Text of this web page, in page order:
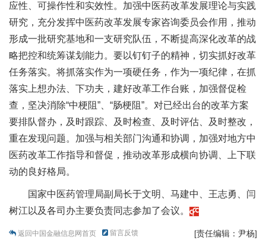
应性、可操作性和实效性。加强中医药改革发展理论与实践
研究，充分发挥中医药改革发展专家咨询委员会作用，推动
形成一批研究基地和一支研究队伍，不断提高深化改革的战
略把控和统筹谋划能力。要以钉钉子的精神，切实抓好改革
任务落实。将抓落实作为一项硬任务，作为一项纪律，在抓
落实上想办法、下功夫，建好改革工作台账，加强督促检
查，坚决消除“中梗阻”、“肠梗阻”。对已经出台的改革方案
要排队督办，及时跟踪、及时检查、及时评估、及时整改，
重在发现问题。加强与相关部门沟通和协调，加强对地方中
医药改革工作指导和督促，推动改革形成横向协调、上下联
动的良好格局。
国家中医药管理局副局长于文明、马建中、王志勇、闫
树江以及各司办主要负责同志参加了会议。
返回中国金融信息网首页 留言反馈 [责任编辑：尹杨]